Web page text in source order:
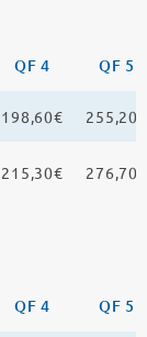
QF 4 QF 5
198,60€ 255,20€
215,30€ 276,70€
QF 4 QF 5